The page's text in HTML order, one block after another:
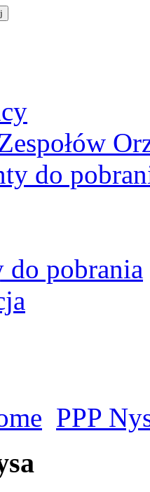
do
do pobrania
PPP